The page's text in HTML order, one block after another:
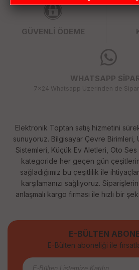
GÜVENLİ ÖDEME
WHATSAPP
7x24 Whatsapp Üzerinden de
Elektronik Toptan satış hizmetini
sunuyoruz. Bilgisayar Çevre Birimleri,
Sistemleri, Küçük Ev Aletleri, Oto
kategoride her geçen gün
sağladığımız bu çeşitlilik ile
karşılamanızı sağlıyoruz.
anlaşmalı kargo firması ile hızlı bir
E-BÜLTEN
E-Bülten aboneliği ile